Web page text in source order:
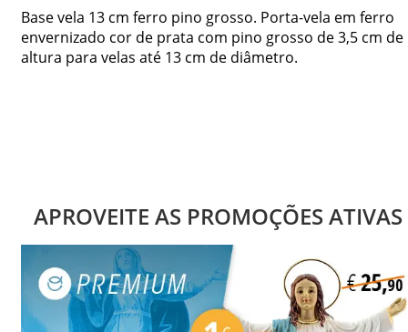
Base vela 13 cm ferro pino grosso. Porta-vela em ferro
envernizado cor de prata com pino grosso de 3,5 cm de
altura para velas até 13 cm de diâmetro.
APROVEITE AS PROMOÇÕES ATIVAS